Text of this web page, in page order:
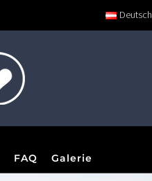
Deutsch
FAQ Galerie